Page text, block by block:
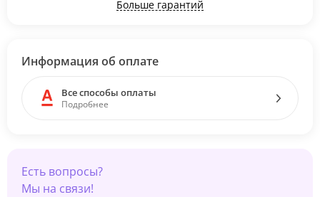
Больше гарантий
Информация об оплате
Все способы оплаты
Подробнее
Есть вопросы?
Мы на связи!